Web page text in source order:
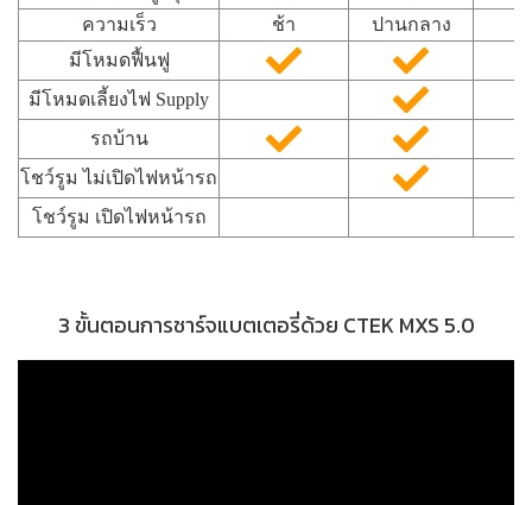
ความเร็ว
ช้า ปานกลาง
มีโหมดฟื้นฟู
มีโหมดเลี้ยงไฟ Supply
รถบ้าน
โชว์รูม ไม่เปิดไฟหน้ารถ
โชว์รูม เปิดไฟหน้ารถ
3 ขั้นตอนการชาร์จแบตเตอรี่ด้วย CTEK MXS 5.0